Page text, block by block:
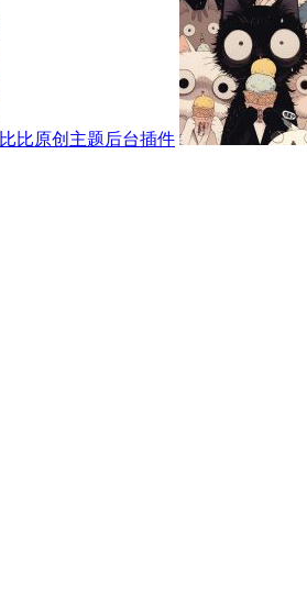
比比原创主题后台插件